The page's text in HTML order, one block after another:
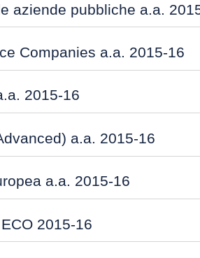
aziende pubbliche a.a.
Companies a.a. 2015-16
2015-16
a.a. 2015-16
a.a. 2015-16
2015-16